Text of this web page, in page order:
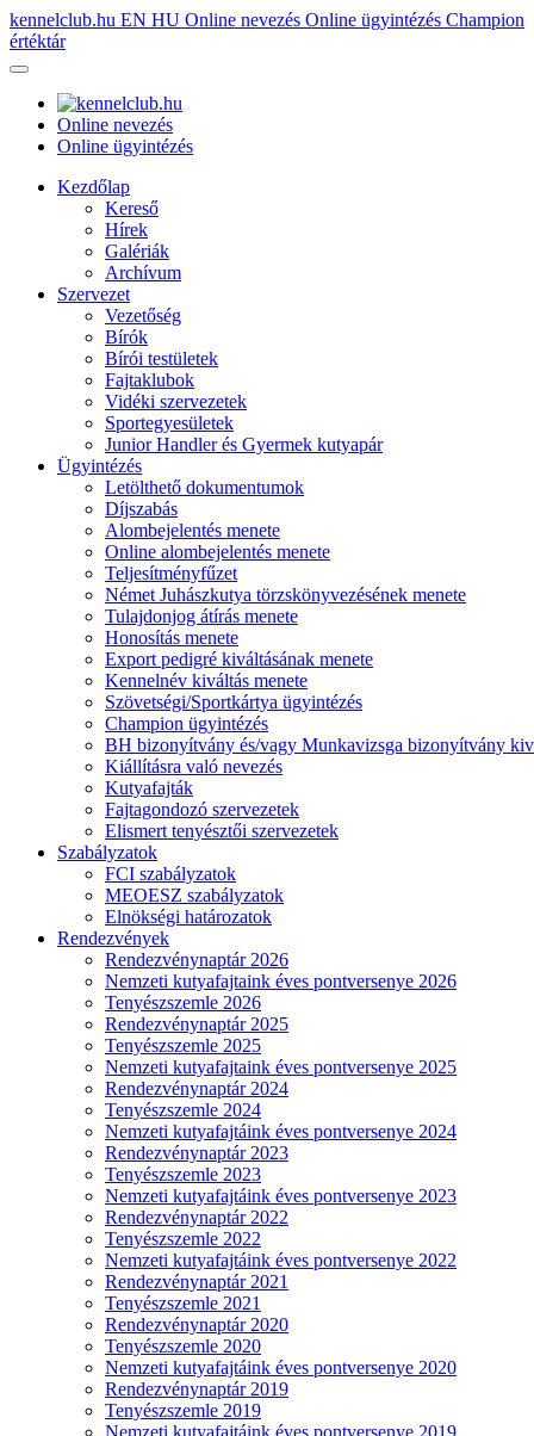
kennelclub.hu EN HU Online nevezés Online ügyintézés Champion
értéktár
Online nevezés
Online ügyintézés
Kezdőlap
Kereső
Hírek
Galériák
Archívum
Szervezet
Vezetőség
Bírók
Bírói testületek
Fajtaklubok
Vidéki szervezetek
Sportegyesületek
Junior Handler és Gyermek kutyapár
Ügyintézés
Letölthető dokumentumok
Díjszabás
Alombejelentés menete
Online alombejelentés menete
Teljesítményfűzet
Német Juhászkutya törzskönyvezésének menete
Tulajdonjog átírás menete
Honosítás menete
Export pedigré kiváltásának menete
Kennelnév kiváltás menete
Szövetségi/Sportkártya ügyintézés
Champion ügyintézés
BH bizonyítvány és/vagy Munkavizsga bizonyítvány
Kiállításra való nevezés
Kutyafajták
Fajtagondozó szervezetek
Elismert tenyésztői szervezetek
Szabályzatok
FCI szabályzatok
MEOESZ szabályzatok
Elnökségi határozatok
Rendezvények
Rendezvénynaptár 2026
Nemzeti kutyafajtaink éves pontversenye 2026
Tenyészszemle 2026
Rendezvénynaptár 2025
Tenyészszemle 2025
Nemzeti kutyafajtaink éves pontversenye 2025
Rendezvénynaptár 2024
Tenyészszemle 2024
Nemzeti kutyafajtáink éves pontversenye 2024
Rendezvénynaptár 2023
Tenyészszemle 2023
Nemzeti kutyafajtáink éves pontversenye 2023
Rendezvénynaptár 2022
Tenyészszemle 2022
Nemzeti kutyafajtáink éves pontversenye 2022
Rendezvénynaptár 2021
Tenyészszemle 2021
Rendezvénynaptár 2020
Tenyészszemle 2020
Nemzeti kutyafajtáink éves pontversenye 2020
Rendezvénynaptár 2019
Tenyészszemle 2019
Nemzeti kutyafajtáink éves pontversenye 2019